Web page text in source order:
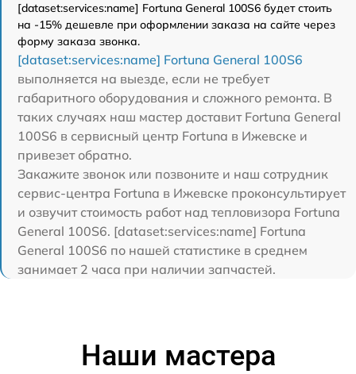
[dataset:services:name] Fortuna General 100S6 будет стоить
на -15% дешевле при оформлении заказа на сайте через
форму заказа звонка.
[dataset:services:name] Fortuna General 100S6
выполняется на выезде, если не требует
габаритного оборудования и сложного ремонта. В
таких случаях наш мастер доставит Fortuna General
100S6 в сервисный центр Fortuna в Ижевске и
привезет обратно.
Закажите звонок или позвоните и наш сотрудник
сервис-центра Fortuna в Ижевске проконсультирует
и озвучит стоимость работ над тепловизора Fortuna
General 100S6. [dataset:services:name] Fortuna
General 100S6 по нашей статистике в среднем
занимает 2 часа при наличии запчастей.
Наши мастера